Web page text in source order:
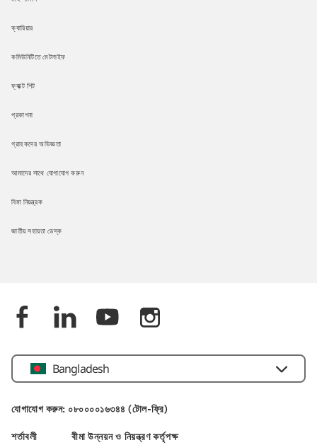
ক্যারিয়ার
কমিউনিটিতে মেটলাইফ
ফ্যাক্ট শিট
প্রকাশনা
গ্রাহকদের অভিজ্ঞতা
আমাদের সাথে যোগাযোগ করুন
বিমা নিয়ন্ত্রক
জাতীয় সহায়তা ডেস্ক
Bangladesh
যোগাযোগ করুন: ০৮০০০০১৬৩৪৪ (টোল-ফ্রি)
শর্তাবলী বীমা উন্নয়ন ও নিয়ন্ত্রণ কর্তৃপক্ষ